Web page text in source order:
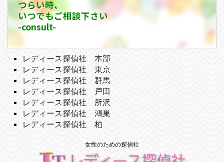
つらい時、
いつでもご相談下さい
-consult-
レディース探偵社 本部
レディース探偵社 東京
レディース探偵社 群馬
レディース探偵社 戸田
レディース探偵社 所沢
レディース探偵社 鴻巣
レディース探偵社 柏
女性のための探偵社